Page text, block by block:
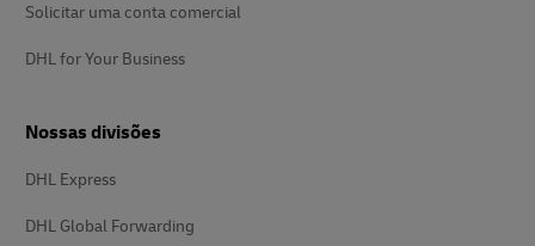
Solicitar uma conta comercial
DHL for Your Business
Nossas divisões
DHL Express
DHL Global Forwarding